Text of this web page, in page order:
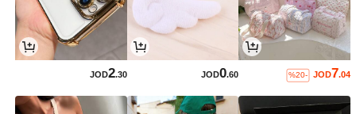
JOD7.04
%20-
JOD0.60
JOD2.30